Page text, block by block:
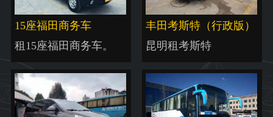
15座福田商务车
租15座福田商务车。
丰田考斯特（行政版）
昆明租考斯特